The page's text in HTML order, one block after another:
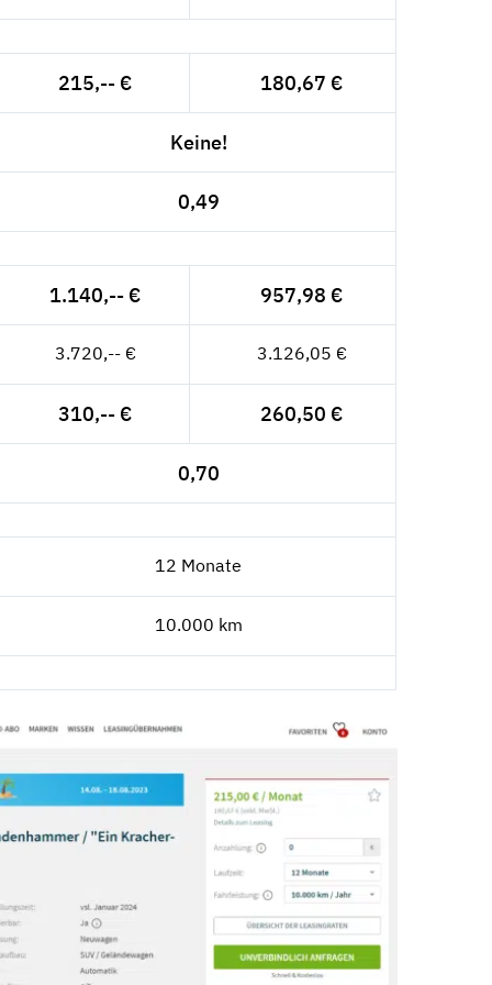
215,-- € 180,67 €
Keine!
0,49
1.140,-- € 957,98 €
3.720,-- € 3.126,05 €
310,-- € 260,50 €
0,70
12 Monate
10.000 km